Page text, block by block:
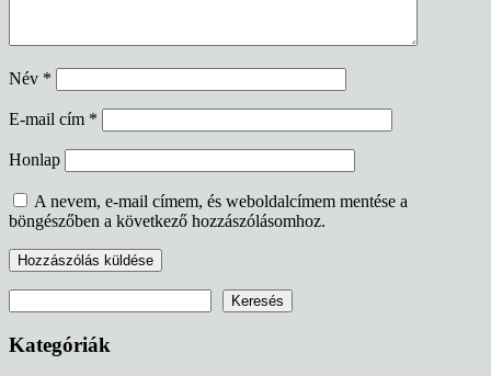
Név *
E-mail cím *
Honlap
A nevem, e-mail címem, és weboldalcímem mentése a
böngészőben a következő hozzászólásomhoz.
Keresés
Kategóriák